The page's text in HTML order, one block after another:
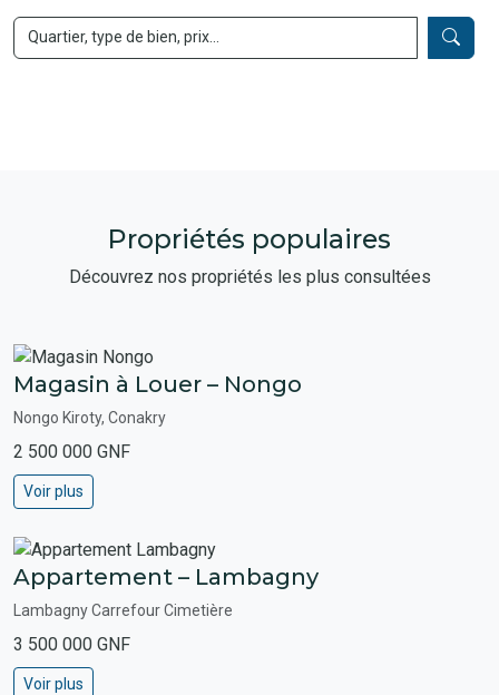
Propriétés populaires
Découvrez nos propriétés les plus consultées
Magasin à Louer – Nongo
Nongo Kiroty, Conakry
2 500 000 GNF
Voir plus
Appartement – Lambagny
Lambagny Carrefour Cimetière
3 500 000 GNF
Voir plus